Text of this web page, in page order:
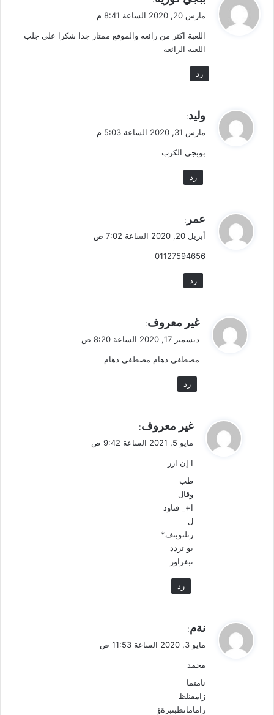
ل
مارس 20, 2020 الساعة 8:41 م
اللعبة اكثر من رائعه والموقع ممتاز جدا شكرا على جلب
اللعبة الرائعه
رد
ل
وليد:
مارس 31, 2020 الساعة 5:03 م
بوبجي الكرب
رد
ي
ق
ل
عمر :
أبريل 20, 2020 الساعة 7:02 ص
01127594656
رد
ي
ل
غير معروف:
ديسمبر 17, 2020 الساعة 8:20 ص
مصطفى دهام مصطفى دهام
رد
ي
ل
غير معروف:
مايو 5, 2021 الساعة 9:42 ص
ا إن ازر
طب
وقال
ا+_ فناود
ل
رىلتوبنف*
بو تردد
تبفراور
رد
ي
ل
نةم:
مايو 3, 2020 الساعة 11:53 ص
محمد
نامتما
زامفنلظ
زامامانطبنبزةؤ